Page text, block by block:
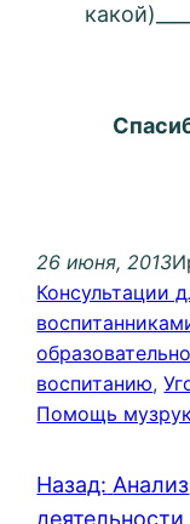
26 июня, 2013
Консультации
воспитанию,
Помощь
Назад: Анализ